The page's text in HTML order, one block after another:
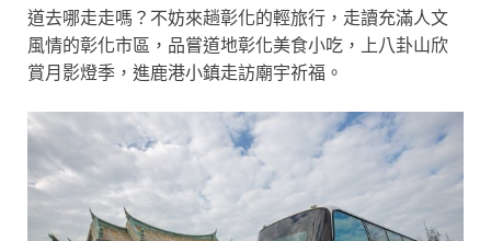
道去哪走走嗎？不妨來趟彰化的輕旅行，走讀充滿人文
風情的彰化市區，品嘗道地彰化美食小吃，上八卦山欣
賞月影燈季，進鹿港小鎮走訪廟宇祈福。